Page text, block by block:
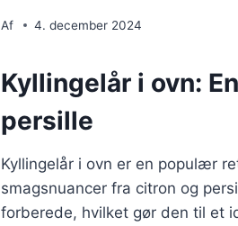
Af 4. december 2024
Kyllingelår i ovn:
persille
Kyllingelår i ovn er en populær
smagsnuancer fra citron og
forberede, hvilket gør den til et